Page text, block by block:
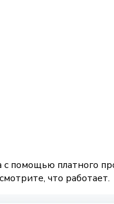
помощью платного
что работает.